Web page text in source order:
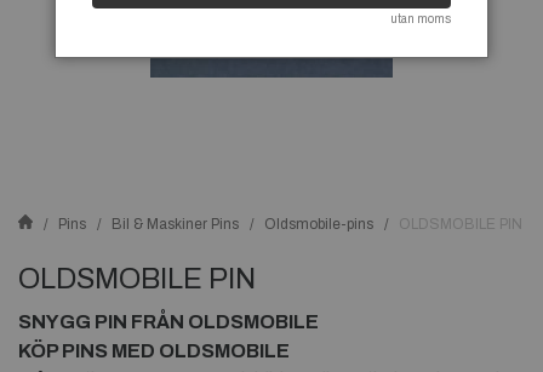
Pins Bil & Maskiner Pins Oldsmobile-pins OLDSMOBILE PIN
OLDSMOBILE PIN
SNYGG PIN FRÅN OLDSMOBILE
KÖP PINS MED OLDSMOBILE
utan moms